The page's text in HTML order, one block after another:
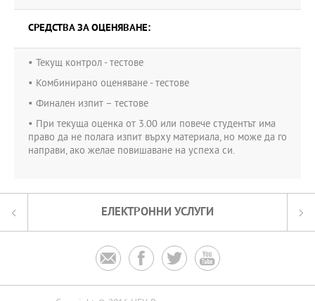
СРЕДСТВА ЗА ОЦЕНЯВАНЕ:
• Текущ контрол - тестове
• Комбинирано оценяване - тестове
• Финален изпит – тестове
• При текуща оценка от 3.00 или повече студентът има
право да не полага изпит върху материала, но може да го
направи, ако желае повишаване на успеха си.
ЕЛЕКТРОННИ УСЛУГИ
   